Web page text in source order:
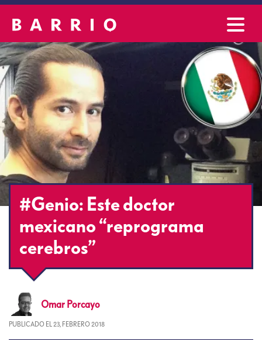
#Genio: Este doctor
mexicano “reprograma
cerebros”
Omar Porcayo
PUBLICADO EL 23, FEBRERO 2018